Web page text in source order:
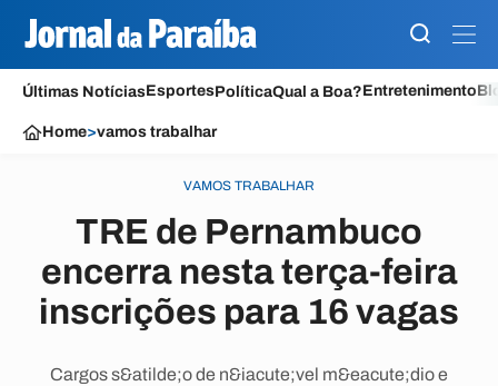
Últimas NotíciasEsportesPolíticaQual a Boa?Entretenimento
Home>vamos trabalhar
VAMOS TRABALHAR
TRE de Pernambuco
encerra nesta terça-feira
inscrições para 16 vagas
Cargos s&atilde;o de n&iacute;vel m&eacute;dio e